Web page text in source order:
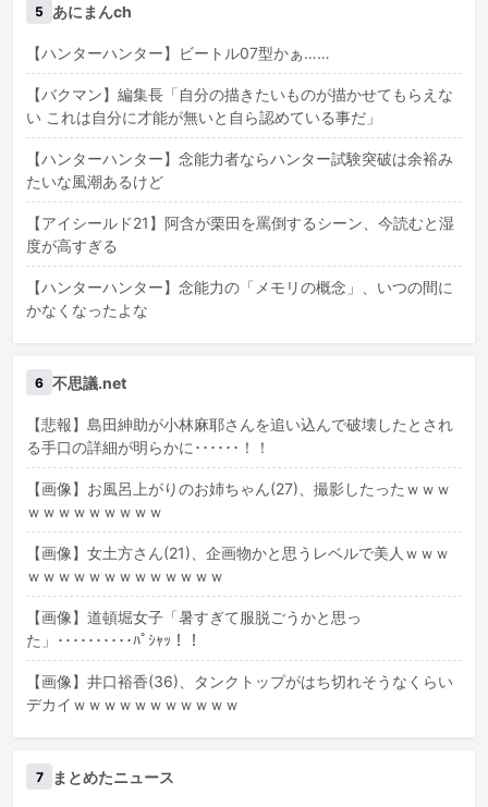
5 あにまんch
【ハンターハンター】ビートル07型かぁ……
【バクマン】編集長「自分の描きたいものが描かせてもらえな
い これは自分に才能が無いと自ら認めている事だ」
【ハンターハンター】念能力者ならハンター試験突破は余裕み
たいな風潮あるけど
【アイシールド21】阿含が栗田を罵倒するシーン、今読むと湿
度が高すぎる
【ハンターハンター】念能力の「メモリの概念」、いつの間に
かなくなったよな
6 不思議.net
【悲報】島田紳助が小林麻耶さんを追い込んで破壊したとされ
る手口の詳細が明らかに･･････！！
【画像】お風呂上がりのお姉ちゃん(27)、撮影したったｗｗｗ
ｗｗｗｗｗｗｗｗｗ
【画像】女土方さん(21)、企画物かと思うレベルで美人ｗｗｗ
ｗｗｗｗｗｗｗｗｗｗｗｗｗ
【画像】道頓堀女子「暑すぎて服脱ごうかと思っ
た」･･････････ﾊﾟｼｬｯ！！
【画像】井口裕香(36)、タンクトップがはち切れそうなくらい
デカイｗｗｗｗｗｗｗｗｗｗｗ
7 まとめたニュース